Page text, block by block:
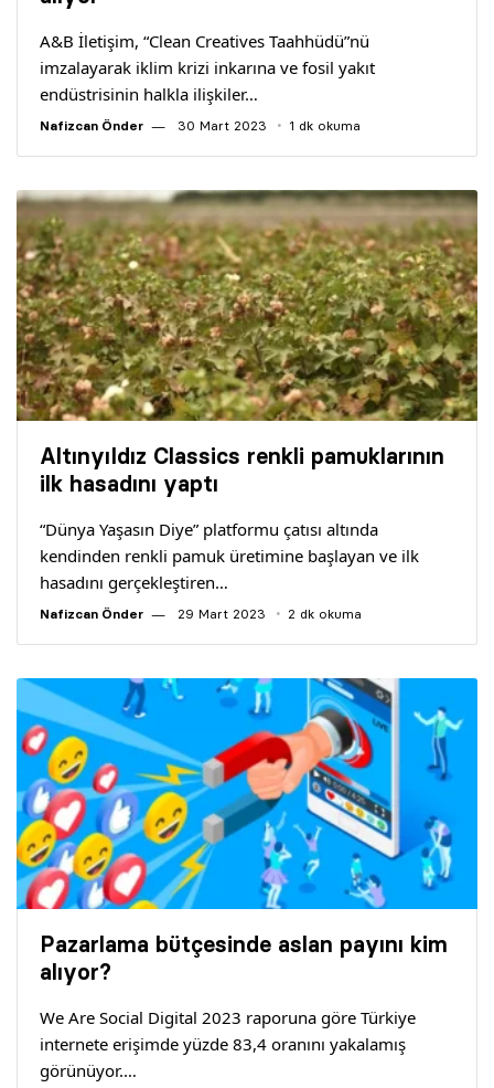
A&B İletişim, “Clean Creatives Taahhüdü”nü
imzalayarak iklim krizi inkarına ve fosil yakıt
endüstrisinin halkla ilişkiler…
Nafizcan Önder 30 Mart 2023 1 dk okuma
Altınyıldız Classics renkli pamuklarının
ilk hasadını yaptı
“Dünya Yaşasın Diye” platformu çatısı altında
kendinden renkli pamuk üretimine başlayan ve ilk
hasadını gerçekleştiren…
Nafizcan Önder 29 Mart 2023 2 dk okuma
Pazarlama bütçesinde aslan payını kim
alıyor?
We Are Social Digital 2023 raporuna göre Türkiye
internete erişimde yüzde 83,4 oranını yakalamış
görünüyor.…